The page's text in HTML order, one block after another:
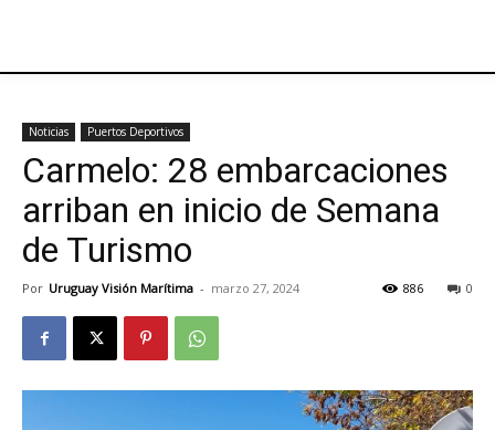
Noticias Puertos Deportivos
Carmelo: 28 embarcaciones
arriban en inicio de Semana
de Turismo
Por Uruguay Visión Marítima - marzo 27, 2024 0
886